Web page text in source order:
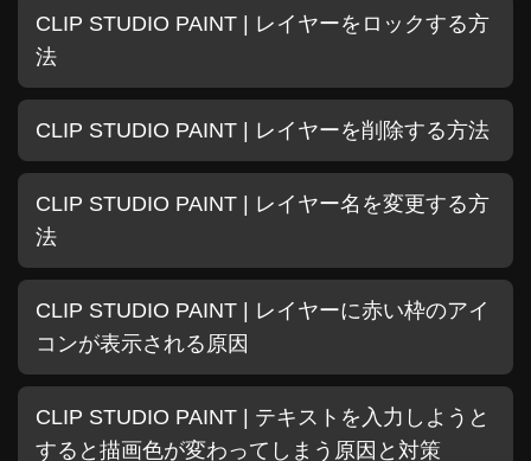
CLIP STUDIO PAINT | レイヤーをロックする方
法
CLIP STUDIO PAINT | レイヤーを削除する方法
CLIP STUDIO PAINT | レイヤー名を変更する方
法
CLIP STUDIO PAINT | レイヤーに赤い枠のアイ
コンが表示される原因
CLIP STUDIO PAINT | テキストを入力しようと
すると描画色が変わってしまう原因と対策